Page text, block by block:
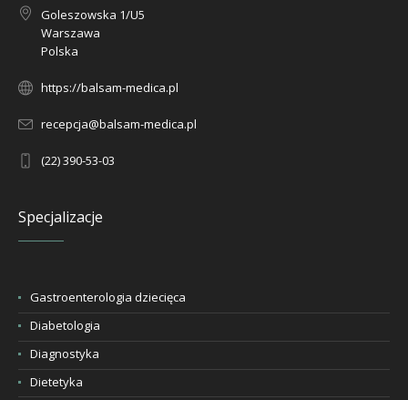
Goleszowska 1/U5
Warszawa
Polska
https://balsam-medica.pl
recepcja@balsam-medica.pl
(22) 390-53-03
Specjalizacje
Gastroenterologia dziecięca
Diabetologia
Diagnostyka
Dietetyka